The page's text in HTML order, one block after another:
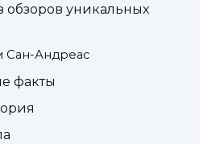
уникальных
Сан-Андреас
факты